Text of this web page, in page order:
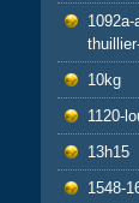
10kg
1120-
13h15
1548-